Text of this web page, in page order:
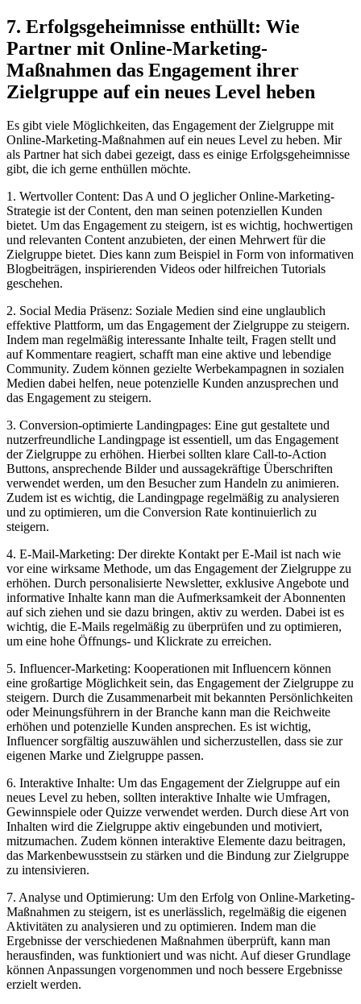
7. Erfolgsgeheimnisse enthüllt: Wie
Partner mit Online-Marketing-
Maßnahmen das Engagement ihrer
Zielgruppe auf ein neues Level heben
Es gibt viele Möglichkeiten, das Engagement der Zielgruppe mit
Online-Marketing-Maßnahmen auf ein neues Level zu heben. Mir
als Partner hat sich dabei gezeigt, dass es einige Erfolgsgeheimnisse
gibt, die ich gerne enthüllen möchte.
1. Wertvoller Content: Das A und O jeglicher Online-Marketing-
Strategie ist der Content, den man seinen potenziellen Kunden
bietet. Um das Engagement zu steigern, ist es wichtig, hochwertigen
und relevanten Content anzubieten, der einen Mehrwert für die
Zielgruppe bietet. Dies kann zum Beispiel in Form von informativen
Blogbeiträgen, inspirierenden Videos oder hilfreichen Tutorials
geschehen.
2. Social Media Präsenz: Soziale Medien sind eine unglaublich
effektive Plattform, um das Engagement der Zielgruppe zu steigern.
Indem man regelmäßig interessante Inhalte teilt, Fragen stellt und
auf Kommentare reagiert, schafft man eine aktive und lebendige
Community. Zudem können gezielte Werbekampagnen in sozialen
Medien dabei helfen, neue potenzielle Kunden anzusprechen und
das Engagement zu steigern.
3. Conversion-optimierte Landingpages: Eine gut gestaltete und
nutzerfreundliche Landingpage ist essentiell, um das Engagement
der Zielgruppe zu erhöhen. Hierbei sollten klare Call-to-Action
Buttons, ansprechende Bilder und aussagekräftige Überschriften
verwendet werden, um den Besucher zum Handeln zu animieren.
Zudem ist es wichtig, die Landingpage regelmäßig zu analysieren
und zu optimieren, um die Conversion Rate kontinuierlich zu
steigern.
4. E-Mail-Marketing: Der direkte Kontakt per E-Mail ist nach wie
vor eine wirksame Methode, um das Engagement der Zielgruppe zu
erhöhen. Durch personalisierte Newsletter, exklusive Angebote und
informative Inhalte kann man die Aufmerksamkeit der Abonnenten
auf sich ziehen und sie dazu bringen, aktiv zu werden. Dabei ist es
wichtig, die E-Mails regelmäßig zu überprüfen und zu optimieren,
um eine hohe Öffnungs- und Klickrate zu erreichen.
5. Influencer-Marketing: Kooperationen mit Influencern können
eine großartige Möglichkeit sein, das Engagement der Zielgruppe zu
steigern. Durch die Zusammenarbeit mit bekannten Persönlichkeiten
oder Meinungsführern in der Branche kann man die Reichweite
erhöhen und potenzielle Kunden ansprechen. Es ist wichtig,
Influencer sorgfältig auszuwählen und sicherzustellen, dass sie zur
eigenen Marke und Zielgruppe passen.
6. Interaktive Inhalte: Um das Engagement der Zielgruppe auf ein
neues Level zu heben, sollten interaktive Inhalte wie Umfragen,
Gewinnspiele oder Quizze verwendet werden. Durch diese Art von
Inhalten wird die Zielgruppe aktiv eingebunden und motiviert,
mitzumachen. Zudem können interaktive Elemente dazu beitragen,
das Markenbewusstsein zu stärken und die Bindung zur Zielgruppe
zu intensivieren.
7. Analyse und Optimierung: Um den Erfolg von Online-Marketing-
Maßnahmen zu steigern, ist es unerlässlich, regelmäßig die eigenen
Aktivitäten zu analysieren und zu optimieren. Indem man die
Ergebnisse der verschiedenen Maßnahmen überprüft, kann man
herausfinden, was funktioniert und was nicht. Auf dieser Grundlage
können Anpassungen vorgenommen und noch bessere Ergebnisse
erzielt werden.